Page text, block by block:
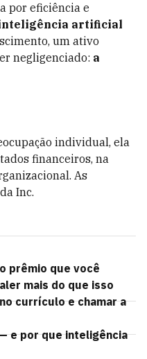
por eficiência e
artificial
um ativo
negligenciado: a
individual, ela
financeiros, na
As
Inc.
prêmio que você
mais do que isso
currículo e chamar a
e por que inteligência